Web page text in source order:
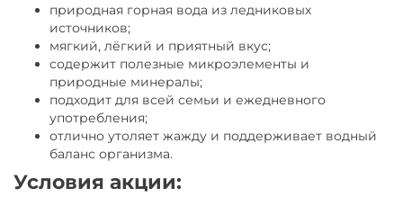
природная горная вода из ледниковых
источников;
мягкий, лёгкий и приятный вкус;
содержит полезные микроэлементы и
природные минералы;
подходит для всей семьи и ежедневного
употребления;
отлично утоляет жажду и поддерживает водный
баланс организма.
Условия акции: